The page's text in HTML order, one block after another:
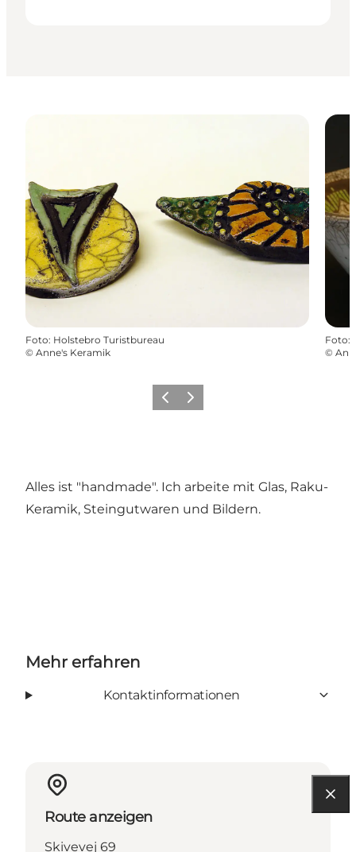
Foto: Holstebro Turistbureau
© Anne's Keramik
Foto:
©
ZurückWeiter
Alles ist "handmade". Ich arbeite mit Glas, Raku-
Keramik, Steingutwaren und Bildern.
Mehr erfahren
Kontaktinformationen
Route anzeigen
Skivevej 69